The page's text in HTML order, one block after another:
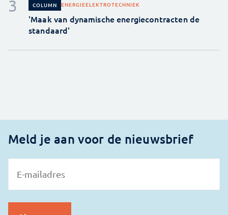
COLUMN ENERGIEELEKTROTECHNIEK
'Maak van dynamische energiecontracten de
standaard'
Meld je aan voor de nieuwsbrief